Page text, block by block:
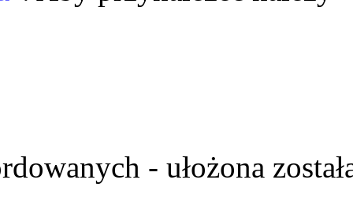
- ułożona